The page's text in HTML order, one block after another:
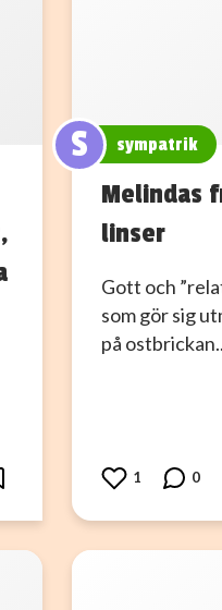
S sympatrik
Melindas
linser
Gott och
som gör sig
på
1 0